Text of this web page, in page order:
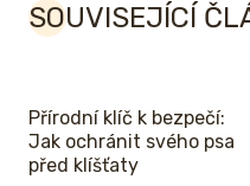
SOUVISEJÍCÍ
Přírodní klíč k bezpečí:
Jak ochránit svého psa
před klíšťaty